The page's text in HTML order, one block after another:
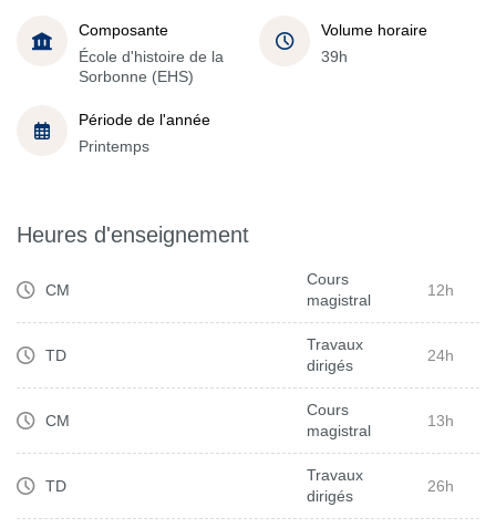
Composante
École d'histoire de la
Sorbonne (EHS)
Volume horaire
39h
Période de l'année
Printemps
Heures d'enseignement
CM
Cours
magistral
12h
TD
Travaux
dirigés
24h
CM
Cours
magistral
13h
TD
Travaux
dirigés
26h